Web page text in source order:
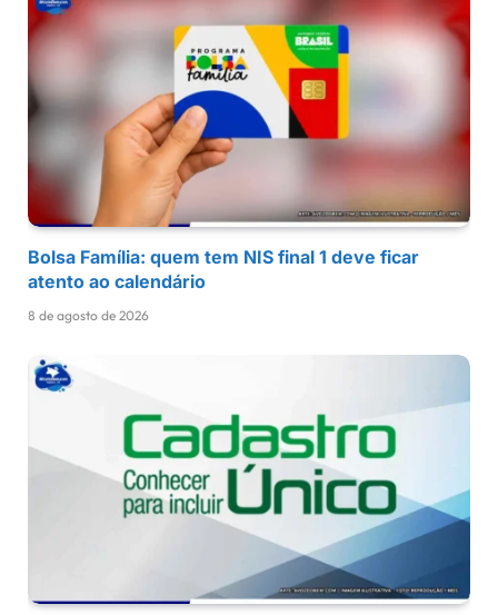
Bolsa Família: quem tem NIS final 1 deve ficar
atento ao calendário
8 de agosto de 2026